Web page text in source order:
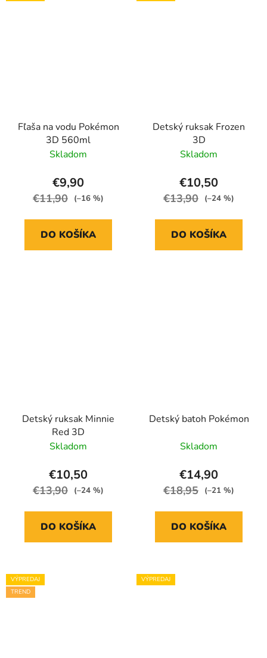
Fľaša na vodu Pokémon
3D 560ml
Skladom
€9,90
€11,90 (–16 %)
DO KOŠÍKA
Detský ruksak Frozen
3D
Skladom
€10,50
€13,90 (–24 %)
DO KOŠÍKA
Detský ruksak Minnie
Red 3D
Skladom
€10,50
€13,90 (–24 %)
DO KOŠÍKA
Detský batoh Pokémon
Skladom
€14,90
€18,95 (–21 %)
DO KOŠÍKA
VÝPREDAJ
TREND
VÝPREDAJ